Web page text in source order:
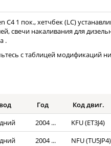
C4 1 пок., хетчбек (LC)
свечи накаливания для
.
с таблицей модификаций
Год Код двиг.
2004 ... KFU (ET3J4)
2004 ... NFU (TU5JP4)